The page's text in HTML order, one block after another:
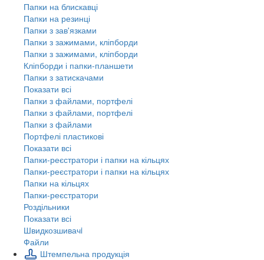
Папки на блискавці
Папки на резинці
Папки з зав'язками
Папки з зажимами, кліпборди
Папки з зажимами, кліпборди
Кліпборди і папки-планшети
Папки з затискачами
Показати всі
Папки з файлами, портфелі
Папки з файлами, портфелі
Папки з файлами
Портфелі пластикові
Показати всі
Папки-реєстратори і папки на кільцях
Папки-реєстратори і папки на кільцях
Папки на кільцях
Папки-реєстратори
Роздільники
Показати всі
Швидкозшивачi
Файли
Штемпельна продукція